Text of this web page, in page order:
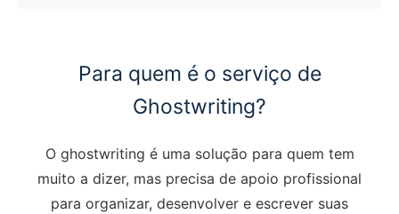
Para quem é o serviço de
Ghostwriting?
O ghostwriting é uma solução para quem tem
muito a dizer, mas precisa de apoio profissional
para organizar, desenvolver e escrever suas